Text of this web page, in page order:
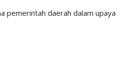
pemerintah daerah dalam upaya